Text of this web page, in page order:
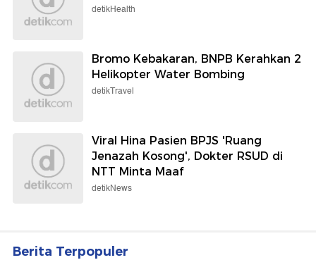
detikHealth
Bromo Kebakaran, BNPB Kerahkan 2
Helikopter Water Bombing
detikTravel
Viral Hina Pasien BPJS 'Ruang
Jenazah Kosong', Dokter RSUD di
NTT Minta Maaf
detikNews
Berita Terpopuler